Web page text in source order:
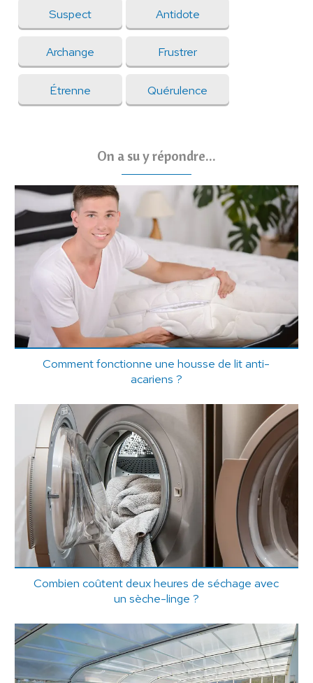
Suspect Antidote
Archange Frustrer
Étrenne Quérulence
On a su y répondre...
Comment fonctionne une housse de lit anti-
acariens ?
Combien coûtent deux heures de séchage avec
un sèche-linge ?